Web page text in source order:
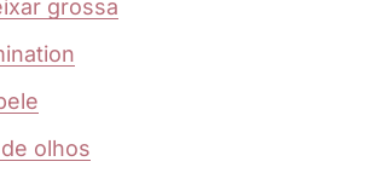
grossa
olhos